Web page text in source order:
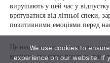
We use cookies to
experience on our website. If